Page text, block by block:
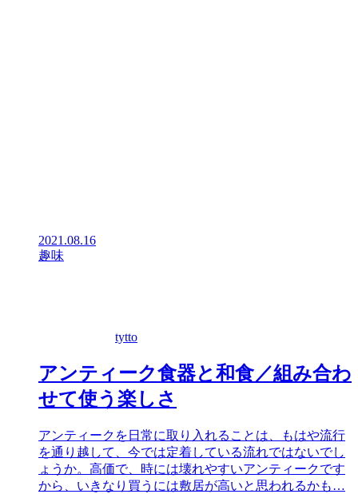
2021.08.16
趣味
tytto
アンティーク食器と和食／組み合わ
せて使う楽しさ
アンティークを日常に取り入れることは、もはや流行
を通り越して、今では定着している流れではないでし
ょうか。高価で、時には壊れやすいアンティークです
から、いきなり買うには敷居が高いと思われるかも…